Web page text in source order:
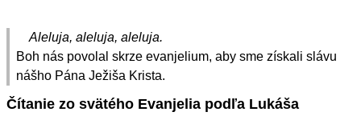
Aleluja, aleluja, aleluja.
Boh nás povolal skrze evanjelium, aby sme získali slávu
nášho Pána Ježiša Krista.
Čítanie zo svätého Evanjelia podľa Lukáša